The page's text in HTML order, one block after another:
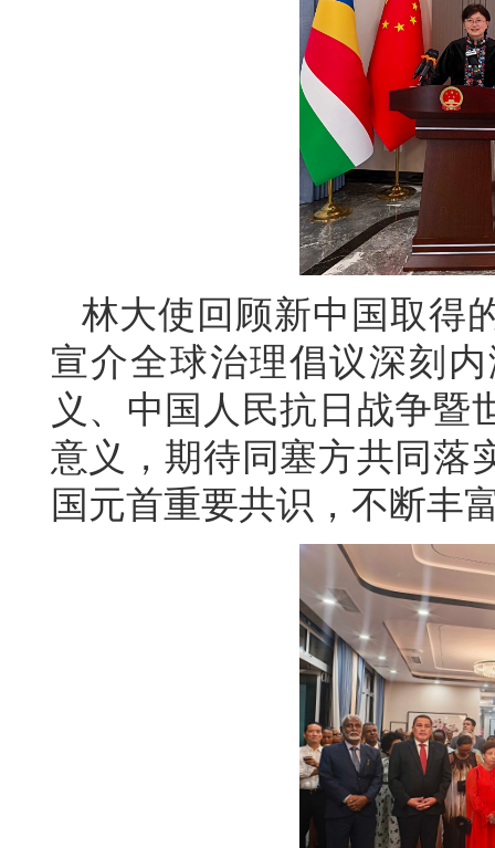
林大使回顾新中国取得
宣介全球治理倡议深刻
义、中国人民抗日战争暨
意义，期待同塞方共同落
国元首重要共识，不断丰